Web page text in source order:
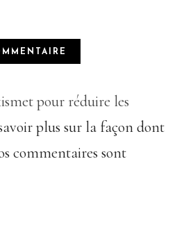
pour réduire les
plus sur la façon dont
commentaires sont